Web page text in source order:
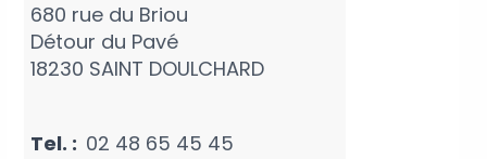
680 rue du Briou
Détour du Pavé
18230 SAINT DOULCHARD
Tel. : 02 48 65 45 45